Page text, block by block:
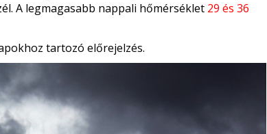
A legmagasabb nappali hőmérséklet 29 és 36
tartozó előrejelzés.